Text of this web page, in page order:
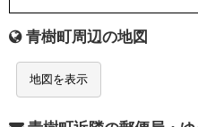
青樹町周辺の地図
地図を表示